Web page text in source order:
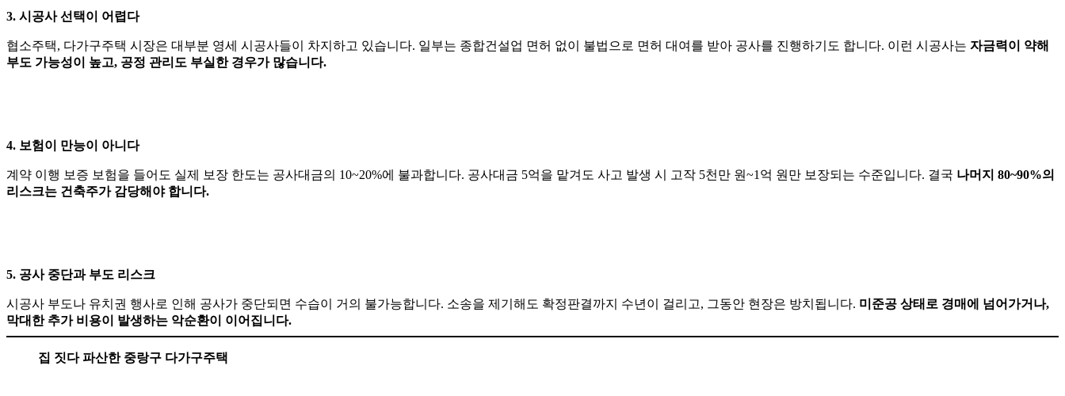
3. 시공사 선택이 어렵다
협소주택, 다가구주택 시장은 대부분 영세 시공사들이 차지하고 있습니다. 일부는 종합건설업 면허 없이 불법으로 면허 대여를 받아 공사를 진행하기도 합니다. 이런 시공사는 자금력이 약해
부도 가능성이 높고, 공정 관리도 부실한 경우가 많습니다.
4. 보험이 만능이 아니다
계약 이행 보증 보험을 들어도 실제 보장 한도는 공사대금의 10~20%에 불과합니다. 공사대금 5억을 맡겨도 사고 발생 시 고작 5천만 원~1억 원만 보장되는 수준입니다. 결국 나머지 80~90%의
리스크는 건축주가 감당해야 합니다.
5. 공사 중단과 부도 리스크
시공사 부도나 유치권 행사로 인해 공사가 중단되면 수습이 거의 불가능합니다. 소송을 제기해도 확정판결까지 수년이 걸리고, 그동안 현장은 방치됩니다. 미준공 상태로 경매에 넘어가거나,
막대한 추가 비용이 발생하는 악순환이 이어집니다.
집 짓다 파산한 중랑구 다가구주택